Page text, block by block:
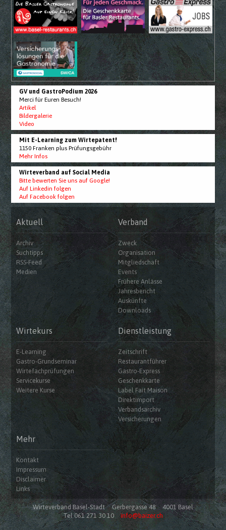
GV und GastroPodium 2026
Merci für Euren Besuch!
Artikel
Bildergalerie
Video
Mit E-Learning zum Wirtepatent!
1150 Franken plus Prüfungsgebühr
Mehr Infos
Wirteverband auf Social Media
Bitte bewerten Sie uns auf Google!
Auf Linkedin folgen
Auf Facebook folgen
Aktuell
Archiv
Suchtipps
RSS-Feed
Medien
Verband
Zweck
Organisation
Mitgliedschaft
Events
Frühere Anlässe
Jahresbericht
Auskünfte
Downloads
Wirtekurs
E-Learning
Gastro-Grundseminar
Wirtefachprüfungen
Servicekurse
Weitere Kurse
Dienstleistung
Zeitschrift
Restaurantführer
Gastro-Express
Geschenkkarte
Label Fait Maison
Direktimport
Verbandsarchiv
Versicherungen
Mehr
Kontakt
Impressum
Disclaimer
Links
Wirteverband Basel-Stadt Gerbergasse 48
4001 Basel
Tel 061 271 30 10
info@baizer.ch